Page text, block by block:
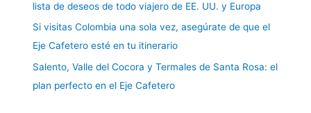
lista de deseos de todo viajero de EE. UU. y Europa
Si visitas Colombia una sola vez, asegúrate de que el
Eje Cafetero esté en tu itinerario
Salento, Valle del Cocora y Termales de Santa Rosa: el
plan perfecto en el Eje Cafetero